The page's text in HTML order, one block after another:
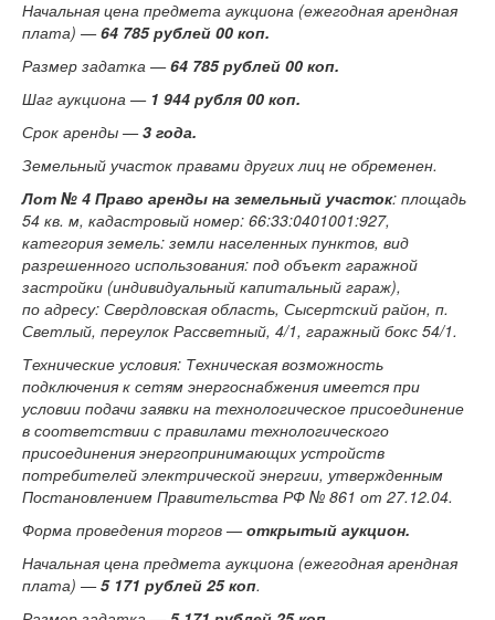
Начальная цена предмета аукциона (ежегодная арендная
плата) —64 785 рублей 00 коп.
Размер задатка —64 785 рублей 00 коп.
Шаг аукциона — 1 944 рубля 00 коп.
Срок аренды —3 года.
Земельный участок правами других лиц не обременен.
Лот № 4 Право аренды на земельный участок: площадь
54 кв. м, кадастровый номер: 66:33:0401001:927,
категория земель: земли населенных пунктов, вид
разрешенного использования: под объект гаражной
застройки (индивидуальный капитальный гараж),
по адресу: Свердловская область, Сысертский район, п.
Светлый, переулок Рассветный, 4/1, гаражный бокс 54/1.
Технические условия: Техническая возможность
подключения к сетям энергоснабжения имеется при
условии подачи заявки на технологическое присоединение
в соответствии с правилами технологического
присоединения энергопринимающих устройств
потребителей электрической энергии, утвержденным
Постановлением Правительства РФ № 861 от 27.12.04.
Форма проведения торгов —открытый аукцион.
Начальная цена предмета аукциона (ежегодная арендная
плата) —5 171 рублей 25 коп.